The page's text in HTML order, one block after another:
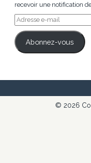
recevoir une notification
Adresse
e-
mail
Abonnez-vous
© 2026